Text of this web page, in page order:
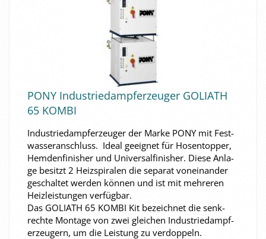
PONY In­dus­trie­dampf­erzeu­ger GO­LI­ATH
65 KOMBI
In­dus­trie­dampf­erzeu­ger der Marke PONY mit Fest­
was­ser­an­schluss. Ideal ge­eig­net für Ho­sen­top­per,
Hem­den­fi­nis­her und Uni­ver­sal­fi­nis­her. Diese An­la­
ge be­sitzt 2 Heiz­spi­ra­len die se­pa­rat von­ein­an­der
ge­schal­tet wer­den kön­nen und ist mit meh­re­ren
Heiz­leis­tun­gen ver­füg­bar.
Das GO­LI­ATH 65 KOMBI Kit be­zeich­net die senk­
rech­te Mon­ta­ge von zwei glei­chen In­dus­trie­dampf­
erzeu­gern, um die Leis­tung zu ver­dop­peln.